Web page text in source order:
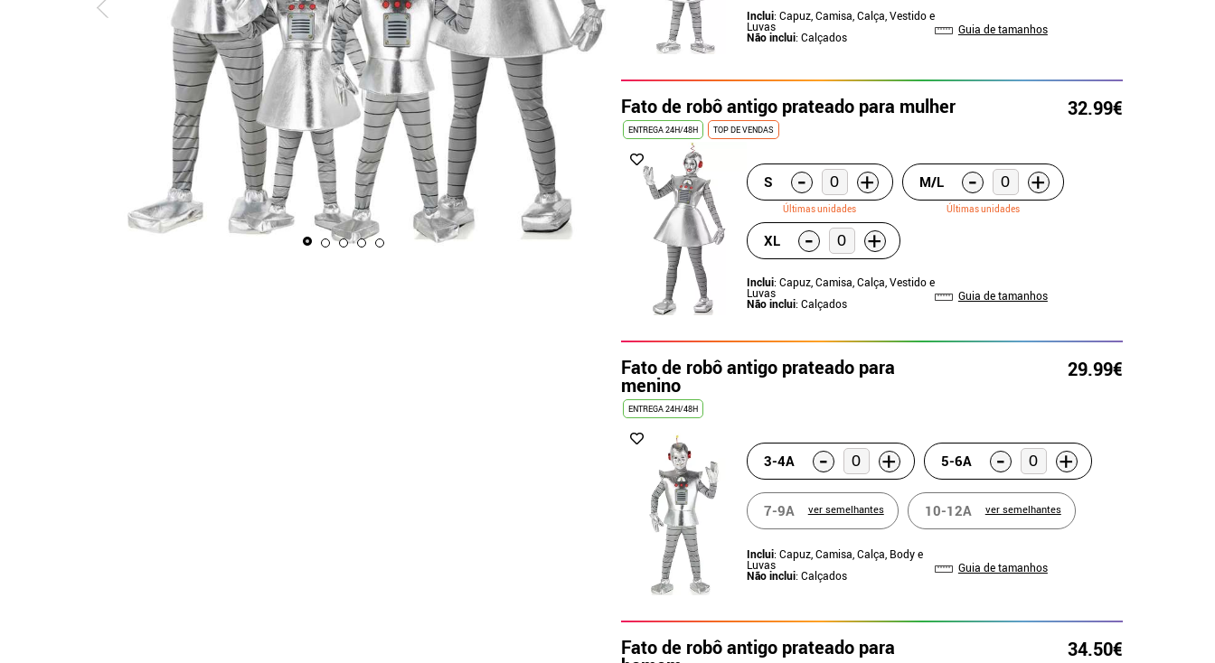
Inclui: Capuz, Camisa, Calça, Vestido e
Luvas
Não inclui: Calçados
Guia de tamanhos
Fato de robô antigo prateado para mulher 32.99€
ENTREGA 24H/48H TOP DE VENDAS
S - +
Últimas unidades
M/L - +
Últimas unidades
XL - +
Inclui: Capuz, Camisa, Calça, Vestido e
Luvas
Não inclui: Calçados
Guia de tamanhos
Fato de robô antigo prateado para
menino
29.99€
ENTREGA 24H/48H
3-4A - + 5-6A - +
7-9A ver semelhantes 10-12A ver semelhantes
Inclui: Capuz, Camisa, Calça, Body e
Luvas
Não inclui: Calçados
Guia de tamanhos
Fato de robô antigo prateado para 34.50€